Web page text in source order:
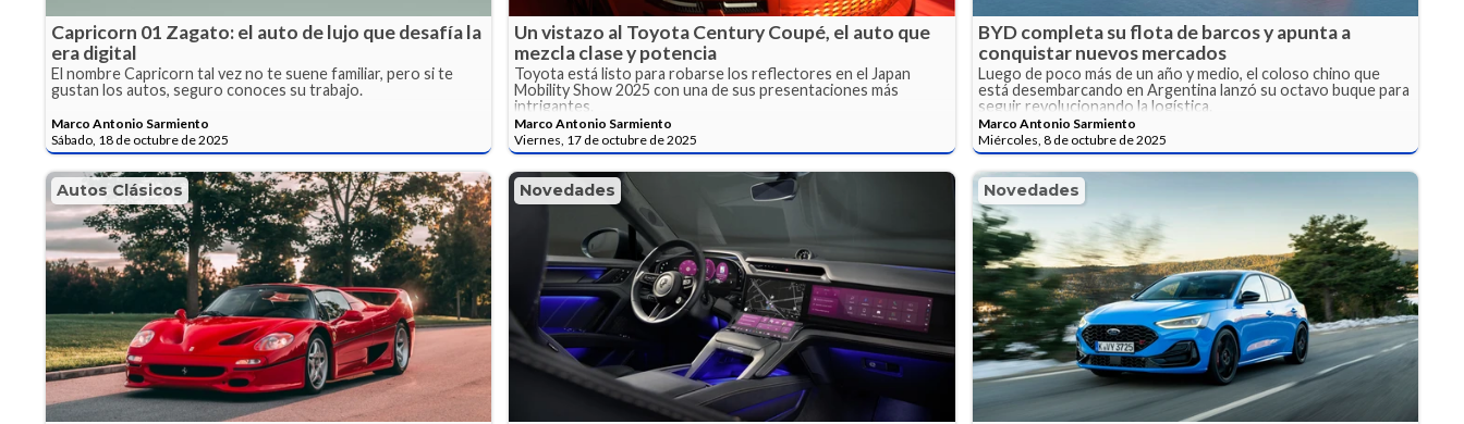
Capricorn 01 Zagato: el auto de lujo que desafía la
era digital
El nombre Capricorn tal vez no te suene familiar, pero si te
gustan los autos, seguro conoces su trabajo.
Marco Antonio Sarmiento
Sábado, 18 de octubre de 2025
Un vistazo al Toyota Century Coupé, el auto que
mezcla clase y potencia
Toyota está listo para robarse los reflectores en el Japan
Mobility Show 2025 con una de sus presentaciones más
intrigantes.
Marco Antonio Sarmiento
Viernes, 17 de octubre de 2025
BYD completa su flota de barcos y apunta a
conquistar nuevos mercados
Luego de poco más de un año y medio, el coloso chino que
está desembarcando en Argentina lanzó su octavo buque para
seguir revolucionando la logística.
Marco Antonio Sarmiento
Miércoles, 8 de octubre de 2025
Autos Clásicos Novedades Novedades